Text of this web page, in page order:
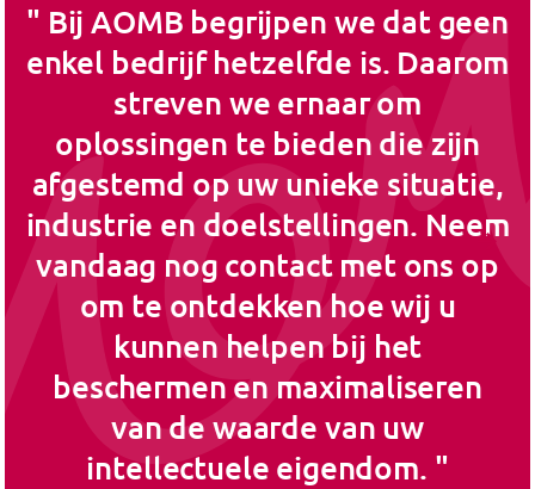
Bij AOMB begrijpen we dat geen
enkel bedrijf hetzelfde is. Daarom
streven we ernaar om
oplossingen te bieden die zijn
afgestemd op uw unieke situatie,
industrie en doelstellingen. Neem
vandaag nog contact met ons op
om te ontdekken hoe wij u
kunnen helpen bij het
beschermen en maximaliseren
van de waarde van uw
intellectuele eigendom.